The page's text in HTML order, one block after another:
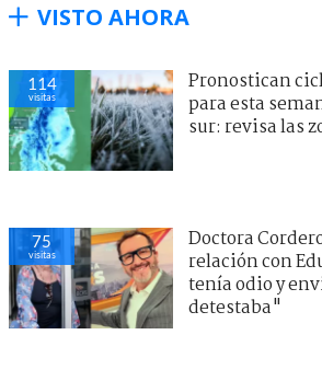
VISTO AHORA
114
visitas
Pronostican
para esta
sur: revisa las
75
visitas
Doctora
relación con
tenía odio y
detestaba"